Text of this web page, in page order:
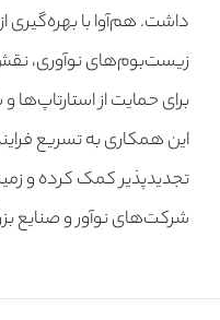
داشت. هم‌آوا با
زیست‌بوم‌های نوآوری،
برای حمایت از
این همکاری به تسریع
تجدیدپذیر کمک کرده و
شرکت‌های نوآور و صنایع